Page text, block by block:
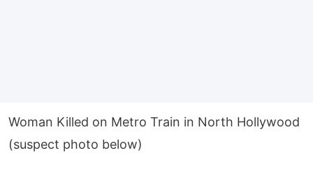
Woman Killed on Metro Train in North Hollywood
(suspect photo below)